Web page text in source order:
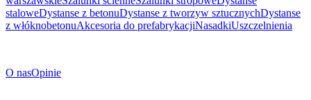
staloweDystanse z betonuDystanse z tworzyw sztucznychDystanse
z włóknobetonuAkcesoria do prefabrykacjiNasadkiUszczelnienia
O nasOpinie